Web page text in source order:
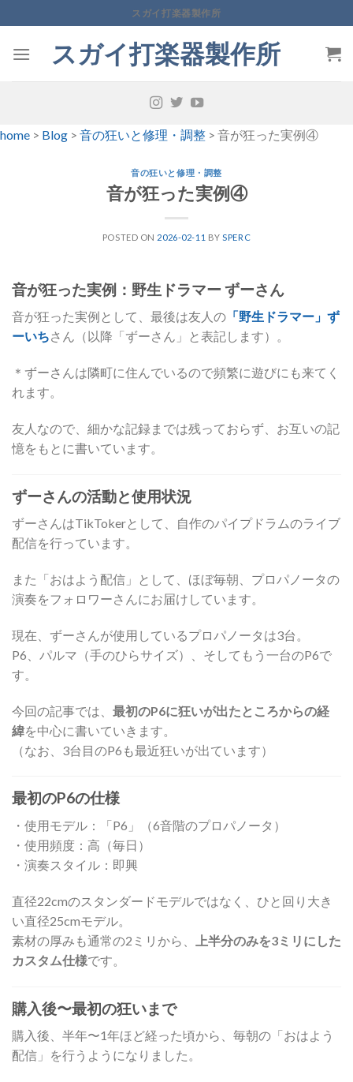
to
content
スガイ打楽器製作所
スガイ打楽器製作所
home > Blog > 音の狂いと修理・調整 > 音が狂った実例④
音の狂いと修理・調整
音が狂った実例④
POSTED ON 2026-02-11 BY SPERC
音が狂った実例：野生ドラマー ずーさん
音が狂った実例として、最後は友人の 「野生ドラマー」ず
ーいちさん（以降「ずーさん」と表記します）。
＊ずーさんは隣町に住んでいるので頻繁に遊びにも来てく
れます。
友人なので、細かな記録までは残っておらず、お互いの記
憶をもとに書いています。
ずーさんの活動と使用状況
ずーさんはTikTokerとして、自作のパイプドラムのライブ
配信を行っています。
また「おはよう配信」として、ほぼ毎朝、プロパノータの
演奏をフォロワーさんにお届けしています。
現在、ずーさんが使用しているプロパノータは3台。
P6、パルマ（手のひらサイズ）、そしてもう一台のP6で
す。
今回の記事では、 最初のP6に狂いが出たところからの経
緯を中心に書いていきます。
（なお、3台目のP6も最近狂いが出ています）
最初のP6の仕様
・使用モデル：「P6」（6音階のプロパノータ）
・使用頻度：高（毎日）
・演奏スタイル：即興
直径22cmのスタンダードモデルではなく、ひと回り大き
い直径25cmモデル。
素材の厚みも通常の2ミリから、
上半分のみを3ミリにした
カスタム仕様です。
購入後〜最初の狂いまで
購入後、半年〜1年ほど経った頃から、毎朝の「おはよう
配信」を行うようになりました。